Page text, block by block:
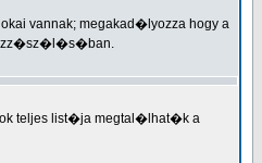
okai vannak; megakad�lyozza hogy a
teljes list�ja megtal�lhat�k a